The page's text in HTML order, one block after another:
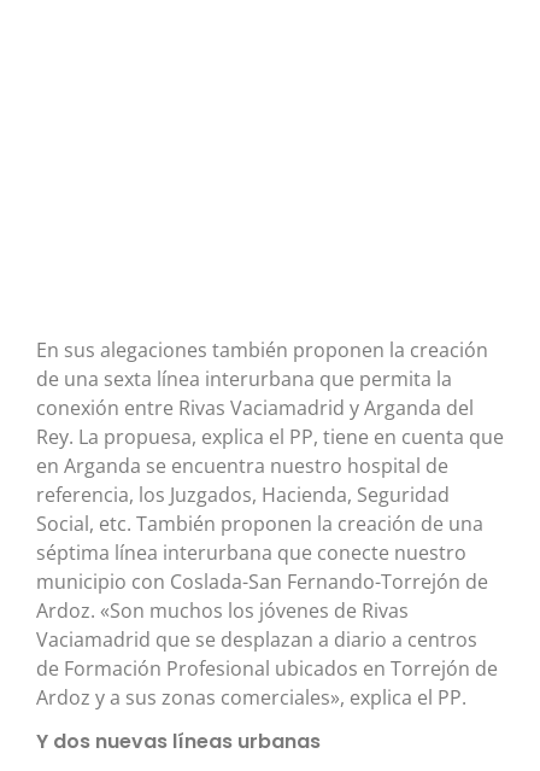
En sus alegaciones también proponen la creación
de una sexta línea interurbana que permita la
conexión entre Rivas Vaciamadrid y Arganda del
Rey. La propuesa, explica el PP, tiene en cuenta que
en Arganda se encuentra nuestro hospital de
referencia, los Juzgados, Hacienda, Seguridad
Social, etc. También proponen la creación de una
séptima línea interurbana que conecte nuestro
municipio con Coslada-San Fernando-Torrejón de
Ardoz. «Son muchos los jóvenes de Rivas
Vaciamadrid que se desplazan a diario a centros
de Formación Profesional ubicados en Torrejón de
Ardoz y a sus zonas comerciales», explica el PP.
Y dos nuevas líneas urbanas